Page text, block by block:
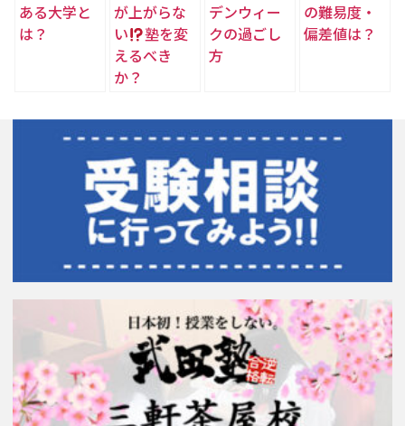
ある大学と
は？
が上がらな
い
塾を変
えるべき
か？
デンウィー
クの過ごし
方
の難易度・
偏差値は？